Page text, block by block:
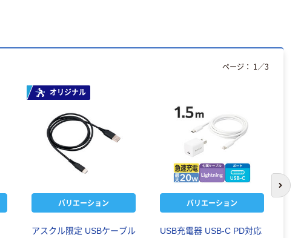
オリジナル
バリエーション
アスクル限定 USBケーブル
バリエーション
USB充電器 USB-C PD対応
ページ： 1 ／3
次